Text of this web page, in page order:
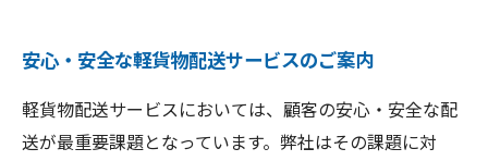
安心・安全な軽貨物配送サービスのご案内
軽貨物配送サービスにおいては、顧客の安心・安全な配
送が最重要課題となっています。弊社はその課題に対